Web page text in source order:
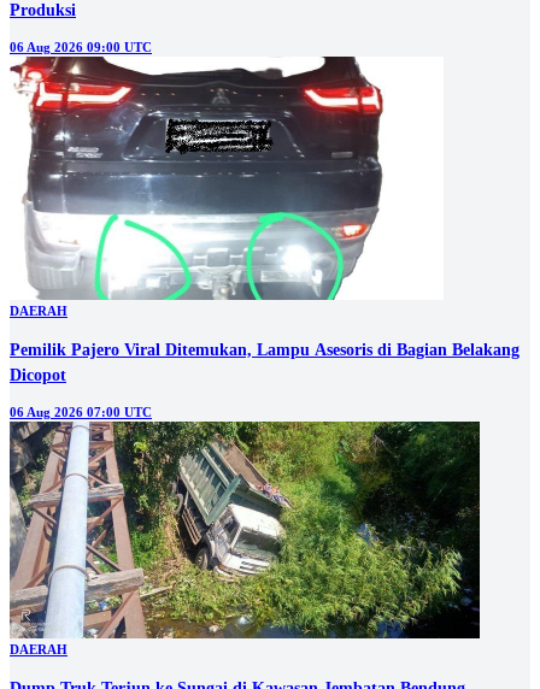
Produksi
06 Aug 2026 09:00 UTC
DAERAH
Pemilik Pajero Viral Ditemukan, Lampu Asesoris di Bagian Belakang
Dicopot
06 Aug 2026 07:00 UTC
DAERAH